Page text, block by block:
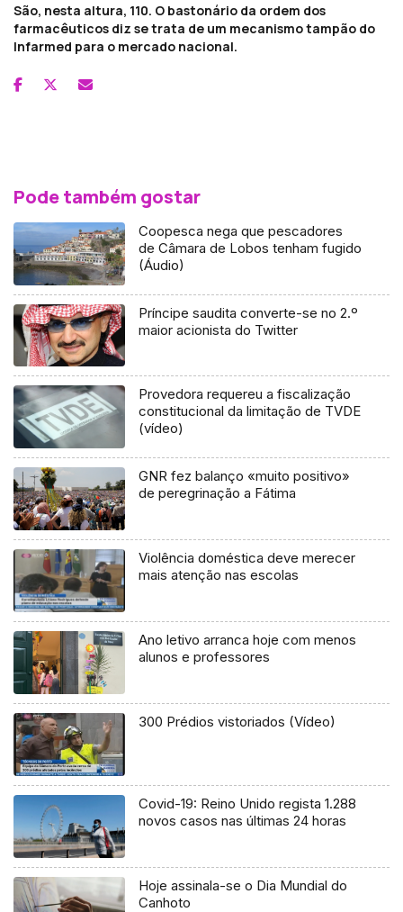
São, nesta altura, 110. O bastonário da ordem dos
farmacêuticos diz se trata de um mecanismo tampão do
Infarmed para o mercado nacional.
Pode também gostar
Coopesca nega que pescadores
de Câmara de Lobos tenham fugido
(Áudio)
Príncipe saudita converte-se no 2.º
maior acionista do Twitter
Provedora requereu a fiscalização
constitucional da limitação de TVDE
(vídeo)
GNR fez balanço «muito positivo»
de peregrinação a Fátima
Violência doméstica deve merecer
mais atenção nas escolas
Ano letivo arranca hoje com menos
alunos e professores
300 Prédios vistoriados (Vídeo)
Covid-19: Reino Unido regista 1.288
novos casos nas últimas 24 horas
Hoje assinala-se o Dia Mundial do
Canhoto